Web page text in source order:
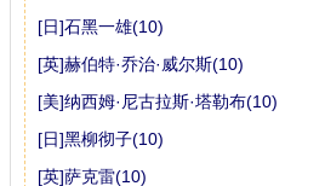
[日]石黑一雄(10)
[英]赫伯特·乔治·威尔斯(10)
[美]纳西姆·尼古拉斯·塔勒布(10)
[日]黑柳彻子(10)
[英]萨克雷(10)